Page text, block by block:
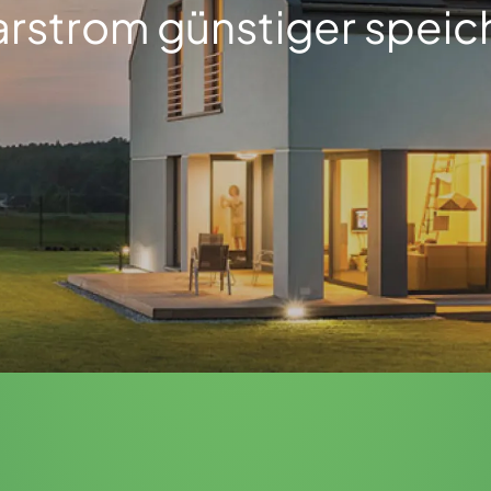
günstiger